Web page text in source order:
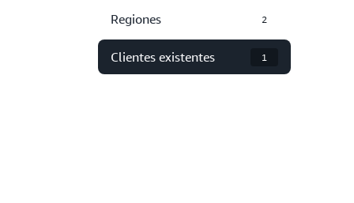
Regiones 2
Clientes existentes 1